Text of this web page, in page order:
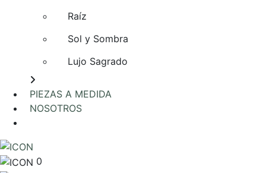
Raíz
Sol y Sombra
Lujo Sagrado
PIEZAS A MEDIDA
NOSOTROS
0